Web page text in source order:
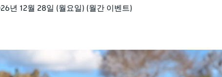
년 12월 28일 (월요일) (월간 이벤트)